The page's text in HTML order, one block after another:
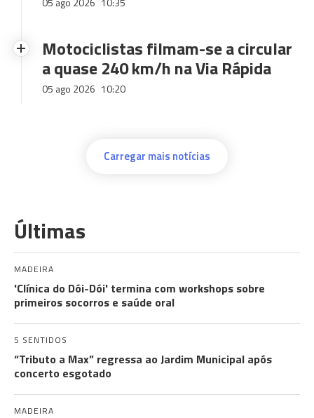
Motociclistas filmam-se a circular
a quase 240 km/h na Via Rápida
05 ago 2026 10:20
Carregar mais notícias
Últimas
MADEIRA
'Clínica do Dói-Dói' termina com workshops sobre
primeiros socorros e saúde oral
5 SENTIDOS
“Tributo a Max” regressa ao Jardim Municipal após
concerto esgotado
MADEIRA